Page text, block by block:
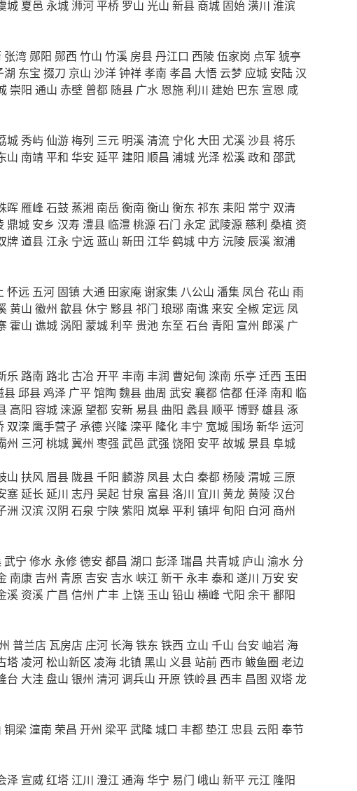
城 夏邑 永城浉河平桥 罗山 光山 新县 商城 固始潢川 淮滨
张湾 郧阳 郧西 竹山 竹溪 房县丹江口 西陵伍家岗 点军 猇亭
湖 东宝 掇刀 京山 沙洋钟祥孝南 孝昌 大悟 云梦 应城 安陆汉
崇阳 通山 赤壁 曾都 随县 广水 恩施利川 建始 巴东 宣恩 咸
城秀屿仙游梅列 三元 明溪清流 宁化 大田 尤溪沙县将乐
山 南靖平和 华安 延平 建阳 顺昌 浦城光泽松溪政和 邵武
晖 雁峰 石鼓 蒸湘 南岳衡南 衡山 衡东 祁东 耒阳 常宁 双清
鼎城 安乡 汉寿 澧县 临澧桃源石门 永定 武陵源 慈利 桑植 资
牌道县 江永 宁远 蓝山 新田 江华鹤城 中方 沅陵 辰溪 溆浦
怀远 五河 固镇 大通 田家庵谢家集 八公山 潘集 凤台 花山 雨
黄山 徽州 歙县休宁 黟县祁门 琅琊 南谯 来安 全椒 定远 凤
霍山 谯城 涡阳 蒙城利辛 贵池 东至 石台 青阳 宣州 郎溪 广
乐 路南 路北古冶 开平丰南 丰润 曹妃甸 滦南 乐亭 迁西 玉田
县邱县鸡泽 广平馆陶 魏县 曲周 武安 襄都信都任泽 南和 临
高阳 容城 涞源望都 安新易县 曲阳 蠡县 顺平博野雄县涿
双滦 鹰手营子承德兴隆 滦平 隆化丰宁 宽城 围场 新华运河
州 三河桃城冀州 枣强 武邑 武强 饶阳 安平故城 景县阜城
山 扶风 眉县 陇县千阳 麟游 凤县 太白 秦都杨陵渭城 三原
塞延长 延川 志丹吴起甘泉 富县洛川 宜川 黄龙黄陵汉台
洲 汉滨汉阴 石泉 宁陕紫阳 岚皋平利 镇坪旬阳 白河 商州
武宁 修水 永修德安 都昌 湖口 彭泽瑞昌 共青城 庐山 渝水 分
南康 吉州 青原 吉安 吉水 峡江 新干 永丰泰和 遂川 万安 安
溪 资溪 广昌 信州 广丰 上饶 玉山 铅山 横峰 弋阳 余干鄱阳
普兰店 瓦房店 庄河 长海铁东 铁西 立山 千山 台安 岫岩 海
塔 凌河松山新区 凌海北镇黑山 义县 站前 西市 鲅鱼圈 老边
台 大洼 盘山 银州 清河调兵山 开原 铁岭县 西丰 昌图 双塔龙
铜梁潼南 荣昌 开州 梁平武隆城口 丰都 垫江 忠县 云阳 奉节
泽 宣威红塔 江川 澄江 通海华宁 易门 峨山 新平 元江 隆阳